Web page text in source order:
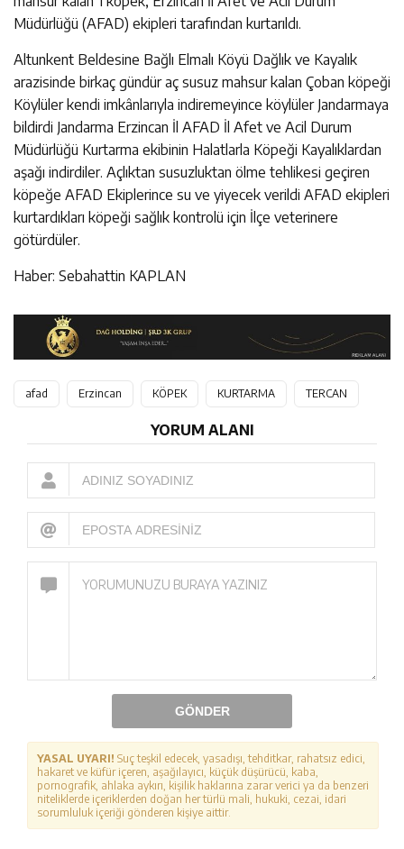
Müdürlüğü (AFAD) ekipleri tarafından kurtarıldı.
Altunkent Beldesine Bağlı Elmalı Köyü Dağlık ve Kayalık
arazisinde birkaç gündür aç susuz mahsur kalan Çoban köpeği
Köylüler kendi imkânlarıyla indiremeyince köylüler Jandarmaya
bildirdi Jandarma Erzincan İl AFAD İl Afet ve Acil Durum
Müdürlüğü Kurtarma ekibinin Halatlarla Köpeği Kayalıklardan
aşağı indirdiler. Açlıktan susuzluktan ölme tehlikesi geçiren
köpeğe AFAD Ekiplerince su ve yiyecek verildi AFAD ekipleri
kurtardıkları köpeği sağlık kontrolü için İlçe veterinere
götürdüler.
Haber: Sebahattin KAPLAN
afad Erzincan KÖPEK KURTARMA TERCAN
YORUM ALANI
GÖNDER
YASAL UYARI! Suç teşkil edecek, yasadışı, tehditkar, rahatsız edici,
hakaret ve küfür içeren, aşağılayıcı, küçük düşürücü, kaba,
pornografik, ahlaka aykırı, kişilik haklarına zarar verici ya da benzeri
niteliklerde içeriklerden doğan her türlü mali, hukuki, cezai, idari
sorumluluk içeriği gönderen kişiye aittir.